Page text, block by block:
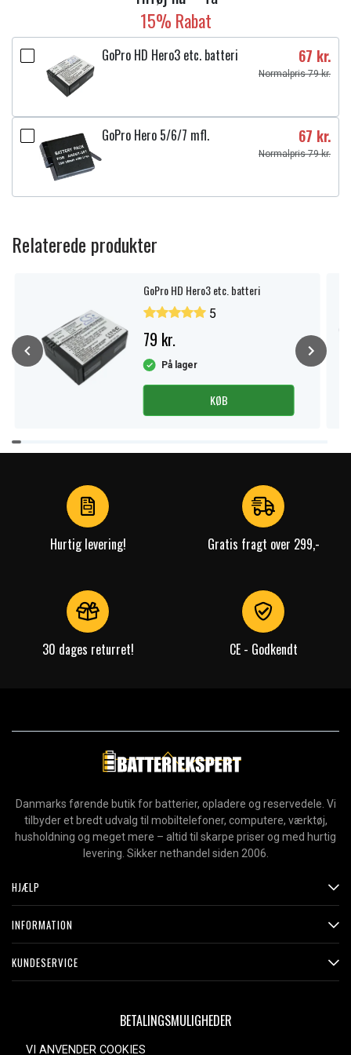
15% Rabat
GoPro HD Hero3 etc. batteri 67 kr.
Normalpris 79 kr.
GoPro Hero 5/6/7 mfl. 67 kr.
Normalpris 79 kr.
Relaterede produkter
GoPro HD Hero3 etc. batteri
5
79 kr.
På lager
KØB
Item
1
Hurtig levering! Gratis fragt over 299,-
30 dages returret! CE - Godkendt
Danmarks førende butik for batterier, opladere og reservedele. Vi
tilbyder et bredt udvalg til mobiltelefoner, computere, værktøj,
husholdning og meget mere – altid til skarpe priser og med hurtig
levering. Sikker nethandel siden 2006.
HJÆLP
INFORMATION
KUNDESERVICE
BETALINGSMULIGHEDER
VI ANVENDER COOKIES